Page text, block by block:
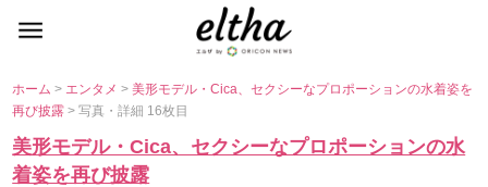
ホーム> エンタメ>美形モデル・Cica、セクシーなプロポーションの水着姿を
再び披露> 写真・詳細 16枚目
美形モデル・Cica、セクシーなプロポーションの水
着姿を再び披露